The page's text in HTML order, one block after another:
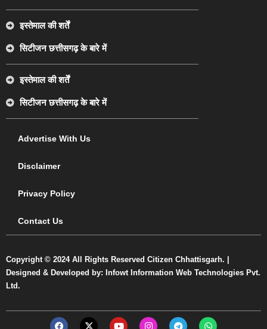
इस्तेमाल की शर्तें
सिटीजन छत्तीसगढ़ के बारे में
इस्तेमाल की शर्तें
सिटीजन छत्तीसगढ़ के बारे में
Advertise With Us
Disclaimer
Privacy Policy
Contact Us
Copyright © 2024 All Rights Reserved Citizen Chhattisgarh. |
Designed & Developed by: Infowt Information Web Technologies Pvt.
Ltd.